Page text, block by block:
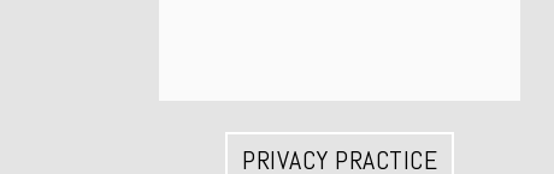
PRIVACY PRACTICE